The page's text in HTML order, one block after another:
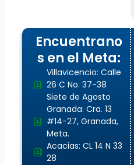
Encuentrano
s en el Meta:
Villavicencio: Calle
26 C No. 37-38
Siete de Agosto
Granada: Cra. 13
#14-27, Granada,
Meta.
Acacias: CL 14 N 33
28